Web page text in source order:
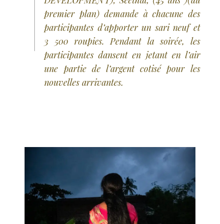
premier plan) demande à chacune des
participantes d’apporter un sari neuf et
3 500 roupies. Pendant la soirée, les
participantes dansent en jetant en l’air
une partie de l’argent cotisé pour les
nouvelles arrivantes.